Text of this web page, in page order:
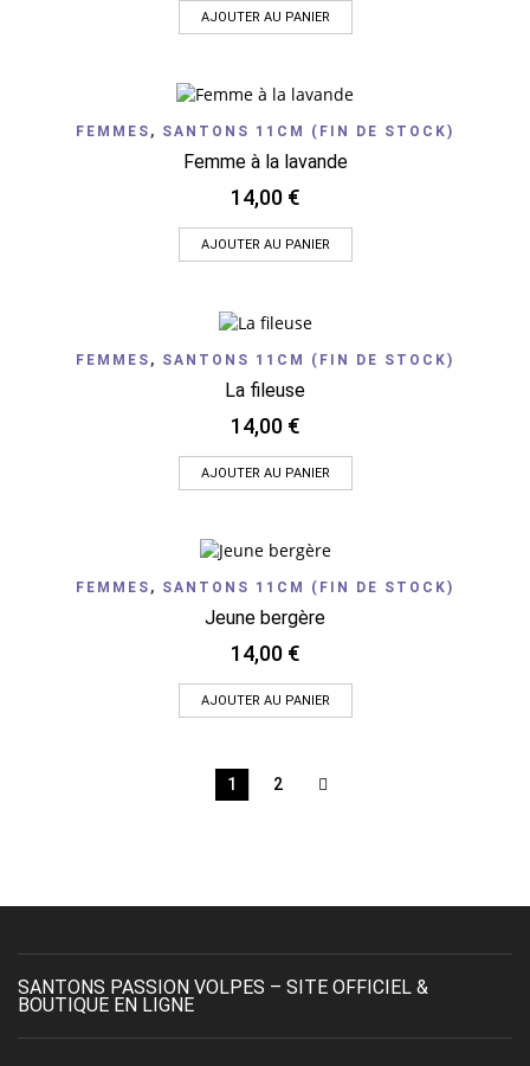
AJOUTER AU PANIER
FEMMES , SANTONS 11CM (FIN DE STOCK)
Femme à la lavande
14,00 €
AJOUTER AU PANIER
FEMMES , SANTONS 11CM (FIN DE STOCK)
La fileuse
14,00 €
AJOUTER AU PANIER
FEMMES , SANTONS 11CM (FIN DE STOCK)
Jeune bergère
14,00 €
AJOUTER AU PANIER
1 2
SANTONS PASSION VOLPES – SITE OFFICIEL &
BOUTIQUE EN LIGNE